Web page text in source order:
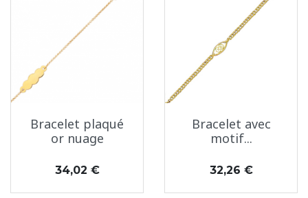
Bracelet plaqué
or nuage
Prix
34,02 €
Bracelet avec
motif...
Prix
32,26 €